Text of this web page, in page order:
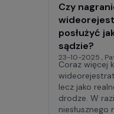
Czy
posłużyć
sądzie?
23-10-2025 ,
Coraz więcej
lecz jako
drodze. W
niesłusznego